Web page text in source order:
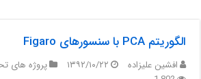
الگوریتم PCA با سنسورهای Figaro
افشین علیزاده ۱۳۹۲/۱۰/۲۲ پروژه های